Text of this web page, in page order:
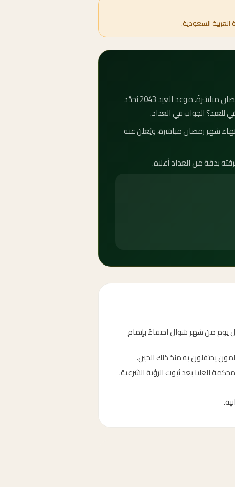
السعودية.
كم باقي على عيد الفطر 2043؟ عيد الفطر المبارك — أو العيد الصغير كما يُعرف شعبياً — يأتي بعد انتهاء شهر رمضان مباشرةً. موعد العيد 2043 يُحدَّد
للعيد؟ الجواب في العداد.
متى عيد الفطر 2043؟ يبدأ عيد الفطر بعد انتهاء شهر رمضان مباشرة، ويُعلن عنه
يوم من شهر شوال احتفاءً بإتمام
يحتفلون به منذ ذلك الحين.
العليا بعد ثبوت الرؤية الشرعية.